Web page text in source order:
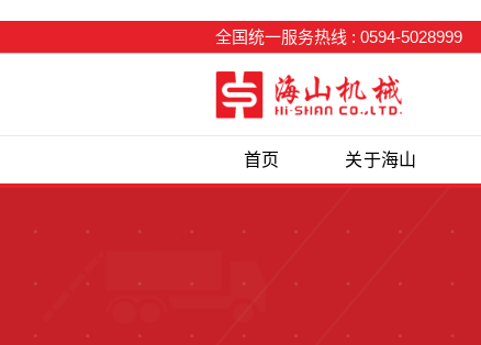
全国统一服务热线 : 0594-5028999
首页 关于海山